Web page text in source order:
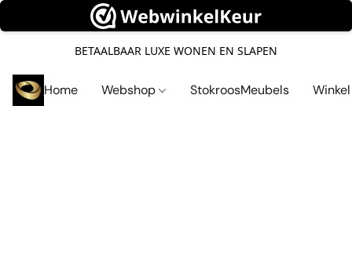
BETAALBAAR LUXE WONEN EN SLAPEN
Home Webshop StokroosMeubels